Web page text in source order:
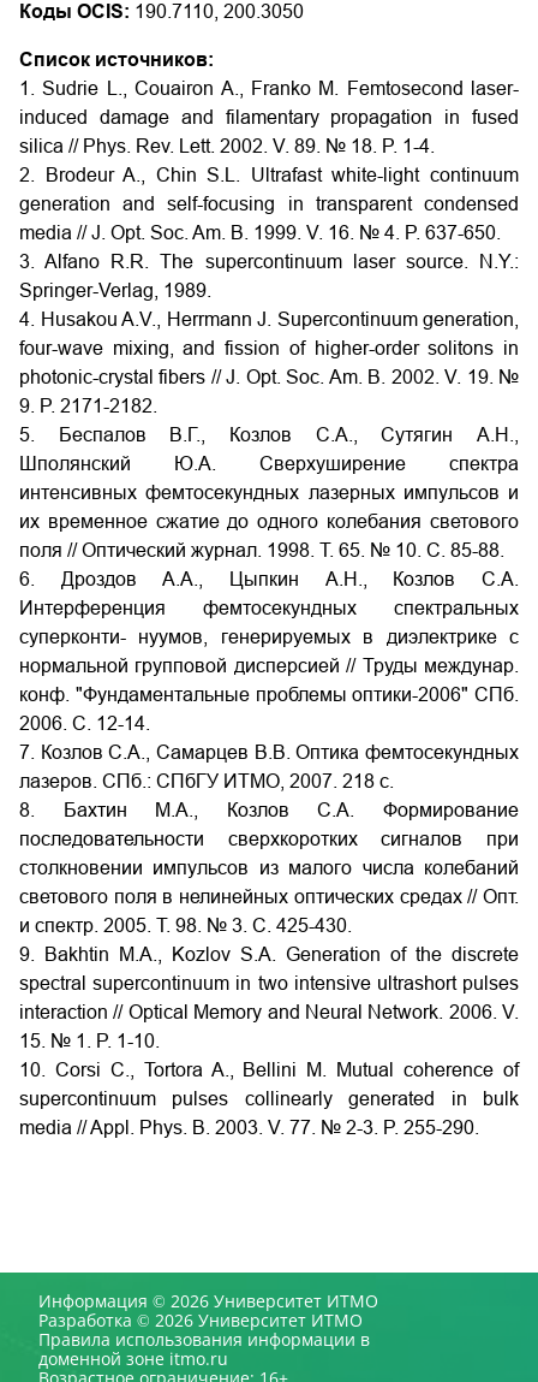
Коды OCIS: 190.7110, 200.3050
Список источников:
1. Sudrie L., Couairon A., Franko M. Femtosecond laser-
induced damage and filamentary propagation in fused
silica // Phys. Rev. Lett. 2002. V. 89. № 18. P. 1-4.
2. Brodeur A., Chin S.L. Ultrafast white-light continuum
generation and self-focusing in transparent condensed
media // J. Opt. Soc. Am. B. 1999. V. 16. № 4. P. 637-650.
3. Alfano R.R. The supercontinuum laser source. N.Y.:
Springer-Verlag, 1989.
4. Husakou A.V., Herrmann J. Supercontinuum generation,
four-wave mixing, and fission of higher-order solitons in
photonic-crystal fibers // J. Opt. Soc. Am. B. 2002. V. 19. №
9. P. 2171-2182.
5. Беспалов В.Г., Козлов С.А., Сутягин А.Н.,
Шполянский Ю.А. Сверхуширение спектра
интенсивных фемтосекундных лазерных импульсов и
их временное сжатие до одного колебания светового
поля // Оптический журнал. 1998. Т. 65. № 10. С. 85-88.
6. Дроздов А.А., Цыпкин А.Н., Козлов С.А.
Интерференция фемтосекундных спектральных
суперконти- нуумов, генерируемых в диэлектрике с
нормальной групповой дисперсией // Труды междунар.
конф. "Фундаментальные проблемы оптики-2006" СПб.
2006. С. 12-14.
7. Козлов С.А., Самарцев В.В. Оптика фемтосекундных
лазеров. СПб.: СПбГУ ИТМО, 2007. 218 с.
8. Бахтин М.А., Козлов С.А. Формирование
последовательности сверхкоротких сигналов при
столкновении импульсов из малого числа колебаний
светового поля в нелинейных оптических средах // Опт.
и спектр. 2005. Т. 98. № 3. С. 425-430.
9. Bakhtin M.A., Kozlov S.A. Generation of the discrete
spectral supercontinuum in two intensive ultrashort pulses
interaction // Optical Memory and Neural Network. 2006. V.
15. № 1. P. 1-10.
10. Corsi C., Tortora A., Bellini M. Mutual coherence of
supercontinuum pulses collinearly generated in bulk
media // Appl. Phys. B. 2003. V. 77. № 2-3. P. 255-290.
Информация © 2026 Университет ИТМО
Разработка © 2026 Университет ИТМО
Правила использования информации в
доменной зоне itmo.ru